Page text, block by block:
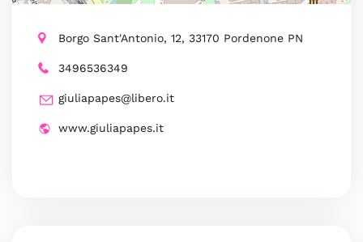
Borgo Sant'Antonio, 12, 33170 Pordenone PN
3496536349
giuliapapes@libero.it
www.giuliapapes.it